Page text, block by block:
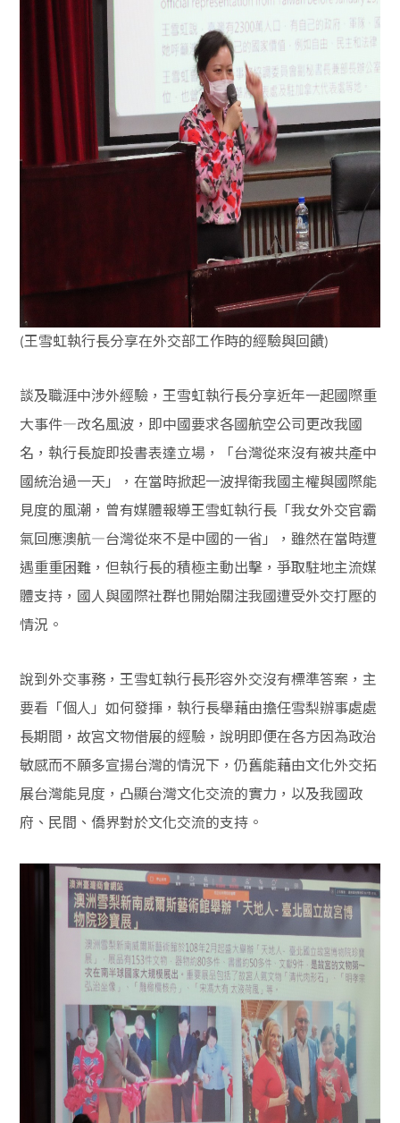
(王雪虹執行長分享在外交部工作時的經驗與回饋)
談及職涯中涉外經驗，王雪虹執行長分享近年一起國際重
大事件—改名風波，即中國要求各國航空公司更改我國
名，執行長旋即投書表達立場，「台灣從來沒有被共產中
國統治過一天」，在當時掀起一波捍衛我國主權與國際能
見度的風潮，曾有媒體報導王雪虹執行長「我女外交官霸
氣回應澳航—台灣從來不是中國的一省」，雖然在當時遭
遇重重困難，但執行長的積極主動出擊，爭取駐地主流媒
體支持，國人與國際社群也開始關注我國遭受外交打壓的
情況。
說到外交事務，王雪虹執行長形容外交沒有標準答案，主
要看「個人」如何發揮，執行長舉藉由擔任雪梨辦事處處
長期間，故宮文物借展的經驗，說明即便在各方因為政治
敏感而不願多宣揚台灣的情況下，仍舊能藉由文化外交拓
展台灣能見度，凸顯台灣文化交流的實力，以及我國政
府、民間、僑界對於文化交流的支持。